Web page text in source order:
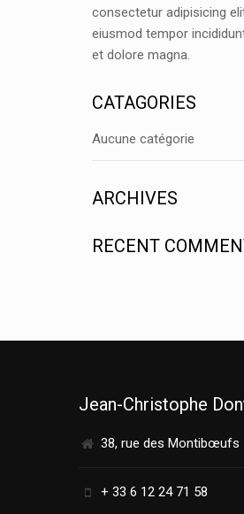
consectetur adipisicing
eiusmod tempor
et dolore magna.
CATAGORIES
Aucune catégorie
ARCHIVES
RECENT
Jean-Christophe
38, rue des Montibœufs
+ 33 6 12 24 71 58